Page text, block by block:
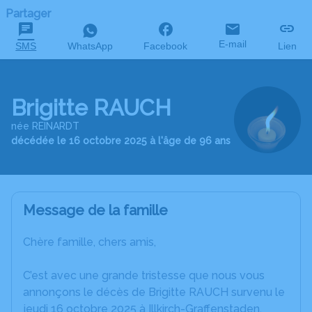
Partager
SMS WhatsApp Facebook E-mail Lien
Brigitte RAUCH
née REINARDT
décédée le 16 octobre 2025 à l'âge de 96 ans
Message de la famille
Chère famille, chers amis,
C’est avec une grande tristesse que nous vous
annonçons le décès de Brigitte RAUCH survenu le
jeudi 16 octobre 2025 à Illkirch-Graffenstaden.